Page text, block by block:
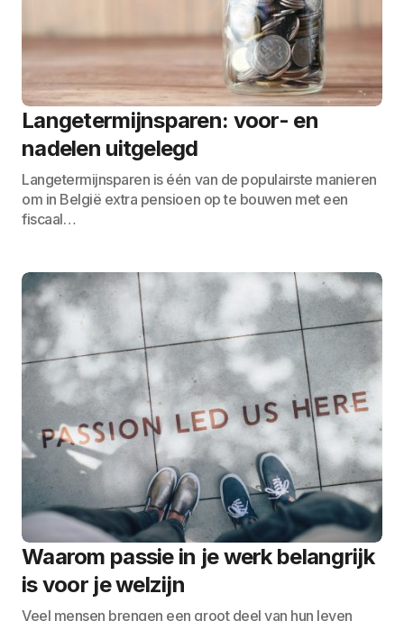
Langetermijnsparen: voor- en
nadelen uitgelegd
Langetermijnsparen is één van de populairste manieren
om in België extra pensioen op te bouwen met een
fiscaal…
Waarom passie in je werk belangrijk
is voor je welzijn
Veel mensen brengen een groot deel van hun leven